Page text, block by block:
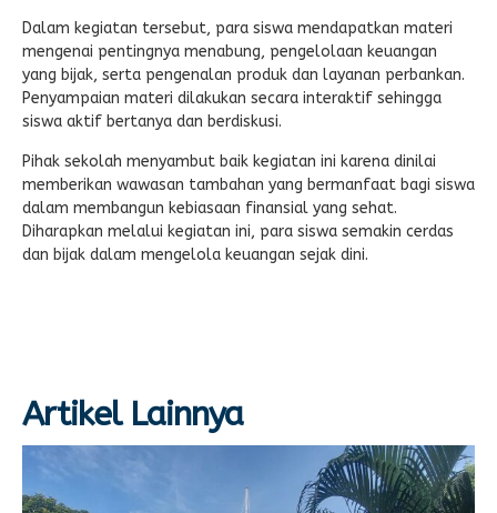
Dalam kegiatan tersebut, para siswa mendapatkan materi
mengenai pentingnya menabung, pengelolaan keuangan
yang bijak, serta pengenalan produk dan layanan perbankan.
Penyampaian materi dilakukan secara interaktif sehingga
siswa aktif bertanya dan berdiskusi.
Pihak sekolah menyambut baik kegiatan ini karena dinilai
memberikan wawasan tambahan yang bermanfaat bagi siswa
dalam membangun kebiasaan finansial yang sehat.
Diharapkan melalui kegiatan ini, para siswa semakin cerdas
dan bijak dalam mengelola keuangan sejak dini.
Artikel Lainnya